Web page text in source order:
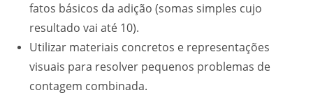
fatos básicos da adição (somas simples cujo
resultado vai até 10).
Utilizar materiais concretos e representações
visuais para resolver pequenos problemas de
contagem combinada.